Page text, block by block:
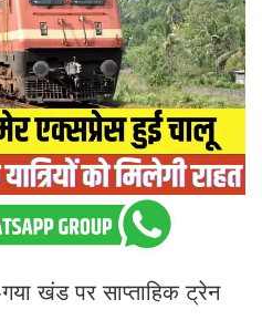
खंड पर साप्ताहिक ट्रेन